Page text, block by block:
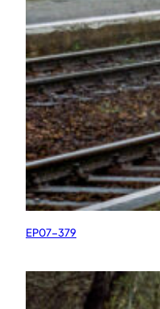
EP07-379